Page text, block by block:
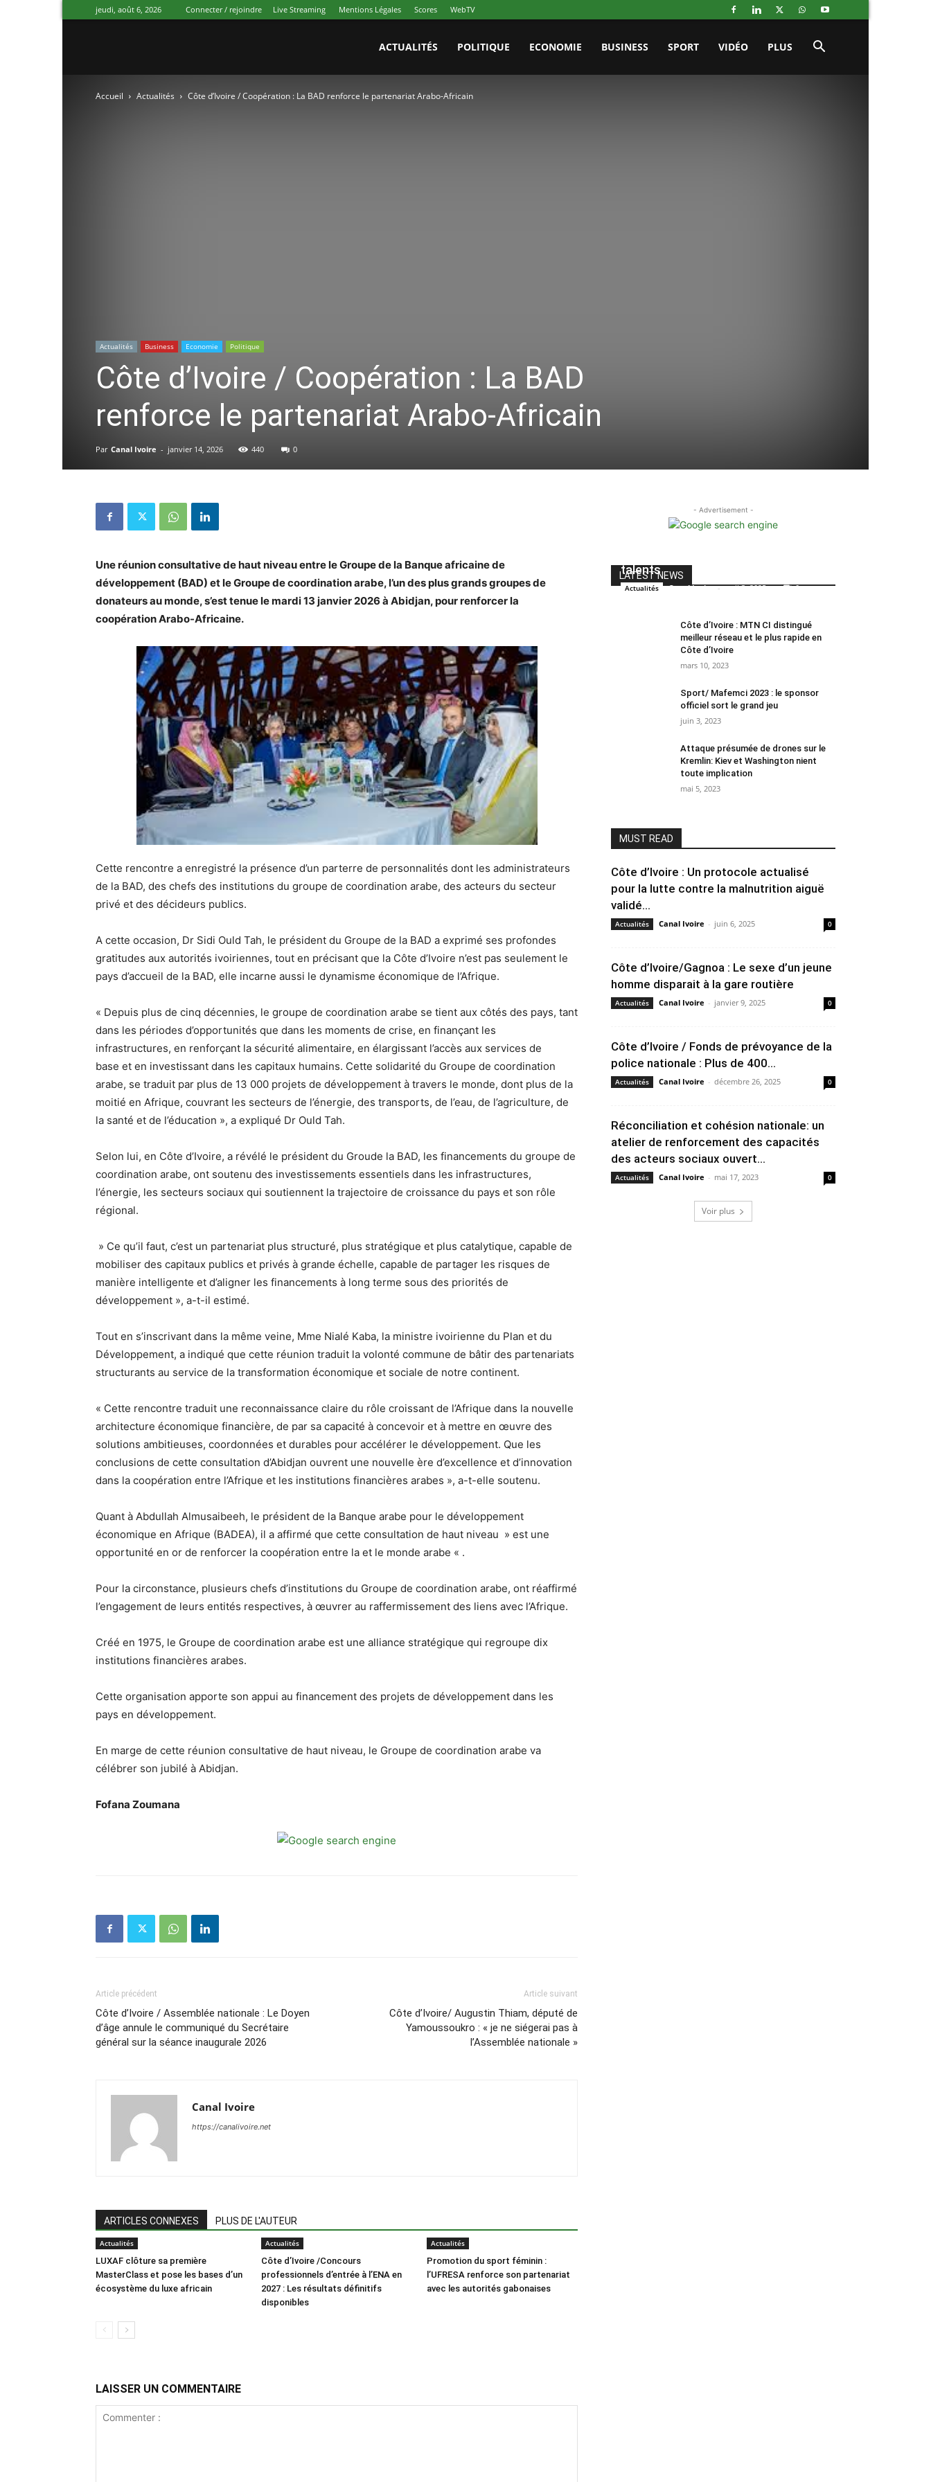
jeudi, août 6, 2026 Connecter / rejoindre Live Streaming Mentions Légales Scores WebTV
Ivoire
ACTUALITÉS POLITIQUE ECONOMIE BUSINESS SPORT VIDÉO PLUS
Accueil Actualités Côte d’Ivoire / Coopération : La BAD renforce le partenariat Arabo-Africain
Actualités Business Economie Politique
Côte d’Ivoire / Coopération : La BAD
renforce le partenariat Arabo-Africain
Par Canal Ivoire - janvier 14, 2026 440 0
Une réunion consultative de haut niveau entre le Groupe de la Banque africaine de
développement (BAD) et le Groupe de coordination arabe, l’un des plus grands groupes de
donateurs au monde, s’est tenue le mardi 13 janvier 2026 à Abidjan, pour renforcer la
coopération Arabo-Africaine.
Cette rencontre a enregistré la présence d’un parterre de personnalités dont les administrateurs
de la BAD, des chefs des institutions du groupe de coordination arabe, des acteurs du secteur
privé et des décideurs publics.
A cette occasion, Dr Sidi Ould Tah, le président du Groupe de la BAD a exprimé ses profondes
gratitudes aux autorités ivoiriennes, tout en précisant que la Côte d’Ivoire n’est pas seulement le
pays d’accueil de la BAD, elle incarne aussi le dynamisme économique de l’Afrique.
« Depuis plus de cinq décennies, le groupe de coordination arabe se tient aux côtés des pays, tant
dans les périodes d’opportunités que dans les moments de crise, en finançant les
infrastructures, en renforçant la sécurité alimentaire, en élargissant l’accès aux services de
base et en investissant dans les capitaux humains. Cette solidarité du Groupe de coordination
arabe, se traduit par plus de 13 000 projets de développement à travers le monde, dont plus de la
moitié en Afrique, couvrant les secteurs de l’énergie, des transports, de l’eau, de l’agriculture, de
la santé et de l’éducation », a expliqué Dr Ould Tah.
Selon lui, en Côte d’Ivoire, a révélé le président du Groude la BAD, les financements du groupe de
coordination arabe, ont soutenu des investissements essentiels dans les infrastructures,
l’énergie, les secteurs sociaux qui soutiennent la trajectoire de croissance du pays et son rôle
régional.
» Ce qu’il faut, c’est un partenariat plus structuré, plus stratégique et plus catalytique, capable de
mobiliser des capitaux publics et privés à grande échelle, capable de partager les risques de
manière intelligente et d’aligner les financements à long terme sous des priorités de
développement », a-t-il estimé.
Tout en s’inscrivant dans la même veine, Mme Nialé Kaba, la ministre ivoirienne du Plan et du
Développement, a indiqué que cette réunion traduit la volonté commune de bâtir des partenariats
structurants au service de la transformation économique et sociale de notre continent.
« Cette rencontre traduit une reconnaissance claire du rôle croissant de l’Afrique dans la nouvelle
architecture économique financière, de par sa capacité à concevoir et à mettre en œuvre des
solutions ambitieuses, coordonnées et durables pour accélérer le développement. Que les
conclusions de cette consultation d’Abidjan ouvrent une nouvelle ère d’excellence et d’innovation
dans la coopération entre l’Afrique et les institutions financières arabes », a-t-elle soutenu.
Quant à Abdullah Almusaibeeh, le président de la Banque arabe pour le développement
économique en Afrique (BADEA), il a affirmé que cette consultation de haut niveau » est une
opportunité en or de renforcer la coopération entre la et le monde arabe « .
Pour la circonstance, plusieurs chefs d’institutions du Groupe de coordination arabe, ont réaffirmé
l’engagement de leurs entités respectives, à œuvrer au raffermissement des liens avec l’Afrique.
Créé en 1975, le Groupe de coordination arabe est une alliance stratégique qui regroupe dix
institutions financières arabes.
Cette organisation apporte son appui au financement des projets de développement dans les
pays en développement.
En marge de cette réunion consultative de haut niveau, le Groupe de coordination arabe va
célébrer son jubilé à Abidjan.
Fofana Zoumana
Article précédent
Côte d’Ivoire / Assemblée nationale : Le Doyen
d’âge annule le communiqué du Secrétaire
général sur la séance inaugurale 2026
Article suivant
Côte d’Ivoire/ Augustin Thiam, député de
Yamoussoukro : « je ne siégerai pas à
l’Assemblée nationale »
Canal Ivoire
https://canalivoire.net
ARTICLES CONNEXES PLUS DE L'AUTEUR
Actualités
LUXAF clôture sa première
MasterClass et pose les bases d’un
écosystème du luxe africain
Actualités
Côte d’Ivoire /Concours
professionnels d’entrée à l’ENA en
2027 : Les résultats définitifs
disponibles
Actualités
Promotion du sport féminin :
l’UFRESA renforce son partenariat
avec les autorités gabonaises
LAISSER UN COMMENTAIRE
- Advertisement -
LATEST NEWS
talents
Actualités Canal Ivoire - avril 3, 2025 0
Côte d’Ivoire : MTN CI distingué
meilleur réseau et le plus rapide en
Côte d’Ivoire
mars 10, 2023
Sport/ Mafemci 2023 : le sponsor
officiel sort le grand jeu
juin 3, 2023
Attaque présumée de drones sur le
Kremlin: Kiev et Washington nient
toute implication
mai 5, 2023
MUST READ
Côte d’Ivoire : Un protocole actualisé
pour la lutte contre la malnutrition aiguë
validé...
Actualités Canal Ivoire - juin 6, 2025 0
Côte d’Ivoire/Gagnoa : Le sexe d’un jeune
homme disparait à la gare routière
Actualités Canal Ivoire - janvier 9, 2025 0
Côte d’Ivoire / Fonds de prévoyance de la
police nationale : Plus de 400...
Actualités Canal Ivoire - décembre 26, 2025 0
Réconciliation et cohésion nationale: un
atelier de renforcement des capacités
des acteurs sociaux ouvert...
Actualités Canal Ivoire - mai 17, 2023 0
Voir plus